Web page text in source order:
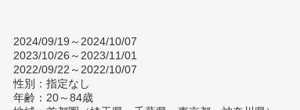
2024/09/19～2024/10/07
2023/10/26～2023/11/01
2022/09/22～2022/10/07
性別：指定なし
年齢：20～84歳